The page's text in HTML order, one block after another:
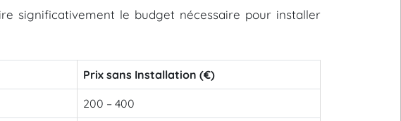
significativement le budget nécessaire pour installer
Prix sans Installation (€)
200 – 400